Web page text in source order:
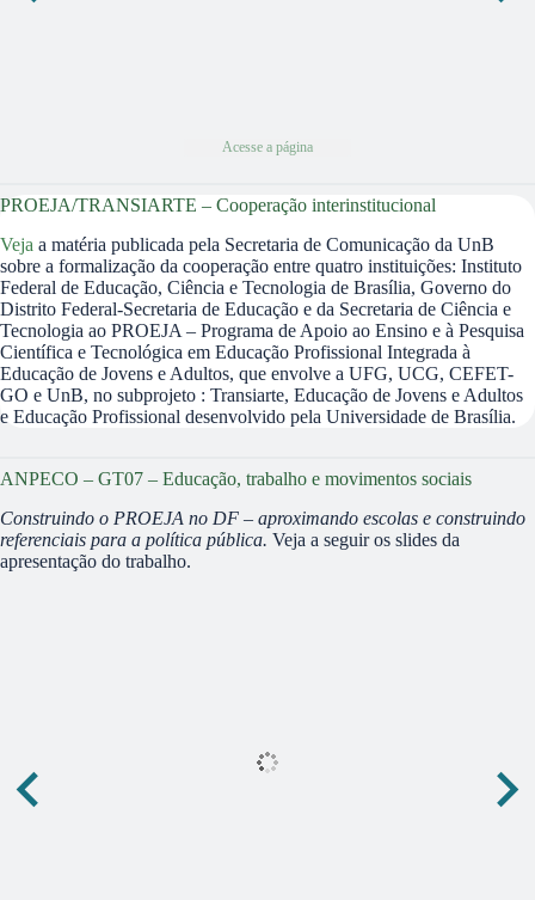
Acesse a página
PROEJA/TRANSIARTE – Cooperação interinstitucional
Veja a matéria publicada pela Secretaria de Comunicação da UnB
sobre a formalização da cooperação entre quatro instituições: Instituto
Federal de Educação, Ciência e Tecnologia de Brasília, Governo do
Distrito Federal-Secretaria de Educação e da Secretaria de Ciência e
Tecnologia ao PROEJA – Programa de Apoio ao Ensino e à Pesquisa
Científica e Tecnológica em Educação Profissional Integrada à
Educação de Jovens e Adultos, que envolve a UFG, UCG, CEFET-
GO e UnB, no subprojeto : Transiarte, Educação de Jovens e Adultos
e Educação Profissional desenvolvido pela Universidade de Brasília.
ANPECO – GT07 – Educação, trabalho e movimentos sociais
Construindo o PROEJA no DF – aproximando escolas e construindo
referenciais para a política pública. Veja a seguir os slides da
apresentação do trabalho.